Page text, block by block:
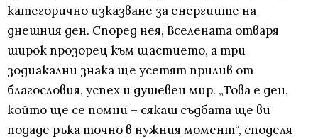
категорично изказване за енергиите на
днешния ден. Според нея, Вселената отваря
широк прозорец към щастието, а три
зодиакални знака ще усетят прилив от
благословия, успех и душевен мир. „Това е ден,
който ще се помни – сякаш съдбата ще ви
подаде ръка точно в нужния момент“, споделя